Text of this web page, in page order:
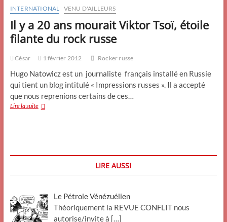
INTERNATIONAL VENU D'AILLEURS
Il y a 20 ans mourait Viktor Tsoï, étoile
filante du rock russe
César 1 février 2012 Rocker russe
Hugo Natowicz est un journaliste français installé en Russie
qui tient un blog intitulé « Impressions russes ». Il a accepté
que nous reprenions certains de ces…
Lire la suiteIl
du
rock
russe
LIRE AUSSI
Le Pétrole Vénézuélien
Théoriquement la REVUE CONFLIT nous
autorise/invite à […]